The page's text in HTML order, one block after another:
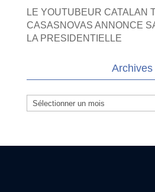
LE YOUTUBEUR CATALAN
CASASNOVAS ANNONCE
LA PRESIDENTIELLE
Archives
Archives